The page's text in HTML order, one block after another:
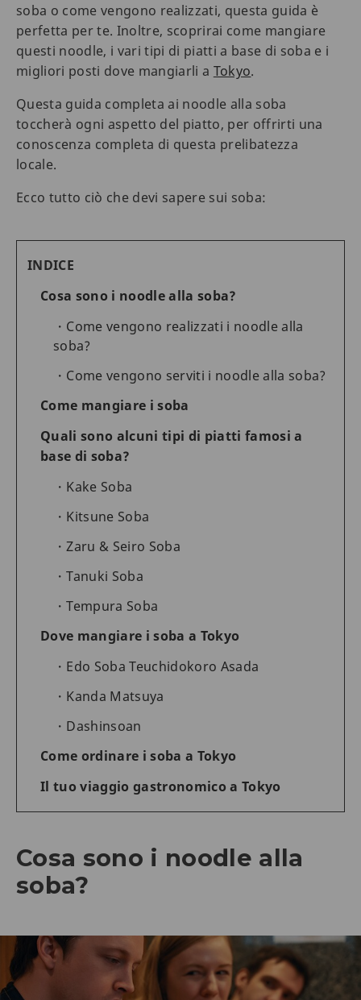
soba o come vengono realizzati, questa guida è
perfetta per te. Inoltre, scoprirai come mangiare
questi noodle, i vari tipi di piatti a base di soba e i
migliori posti dove mangiarli a Tokyo.
Questa guida completa ai noodle alla soba
toccherà ogni aspetto del piatto, per offrirti una
conoscenza completa di questa prelibatezza
locale.
Ecco tutto ciò che devi sapere sui soba:
INDICE
Cosa sono i noodle alla soba?
Come vengono realizzati i noodle alla
soba?
Come vengono serviti i noodle alla soba?
Come mangiare i soba
Quali sono alcuni tipi di piatti famosi a
base di soba?
Kake Soba
Kitsune Soba
Zaru & Seiro Soba
Tanuki Soba
Tempura Soba
Dove mangiare i soba a Tokyo
Edo Soba Teuchidokoro Asada
Kanda Matsuya
Dashinsoan
Come ordinare i soba a Tokyo
Il tuo viaggio gastronomico a Tokyo
Cosa sono i noodle alla
soba?